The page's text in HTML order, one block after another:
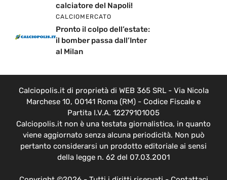
calciatore del Napoli!
CALCIOMERCATO
Pronto il colpo dell’estate:
il bomber passa dall’Inter
al Milan
Calciopolis.it di proprietà di WEB 365 SRL - Via Nicola
Marchese 10, 00141 Roma (RM) - Codice Fiscale e
Partita I.V.A. 12279101005
Calciopolis.it non è una testata giornalistica, in quanto
viene aggiornato senza alcuna periodicità. Non può
pertanto considerarsi un prodotto editoriale ai sensi
della legge n. 62 del 07.03.2001